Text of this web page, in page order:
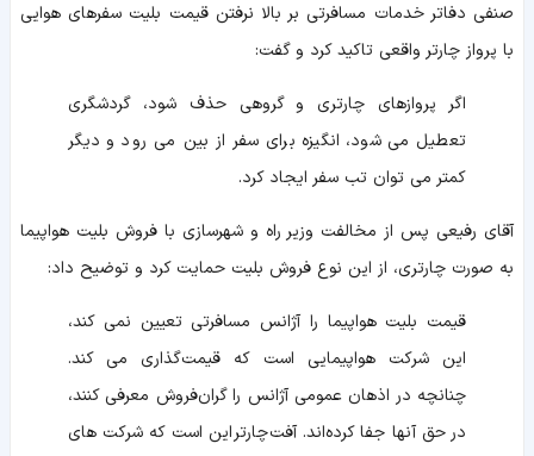
صنفی دفاتر خدمات مسافرتی بر بالا نرفتن قیمت بلیت سفرهای هوایی
با پرواز چارتر واقعی تاکید کرد و گفت:
اگر پروازهای چارتری و گروهی حذف شود، گردشگری
تعطیل می‌ شود، انگیزه برای سفر از بین می‌ رود و دیگر
کمتر می‌ توان تب سفر ایجاد کرد.
آقای رفیعی پس از مخالفت وزیر راه و شهرسازی با فروش بلیت هواپیما
به صورت چارتری، از این نوع فروش بلیت حمایت کرد و توضیح داد:
قیمت بلیت هواپیما را آژانس مسافرتی تعیین نمی‌ کند،
این شرکت هواپیمایی است که قیمت‌گذاری می‌ کند.
چنانچه در اذهان عمومی آژانس را گران‌فروش معرفی کنند،
در حق آنها جفا کرده‌اند. آفتچارتراین است که شرکت‌ های